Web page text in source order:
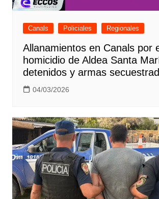
Canals Policiales Regionales
Allanamientos en Canals por
homicidio de Aldea Santa
detenidos y armas
04/03/2026